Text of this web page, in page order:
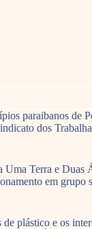
paraibanos de
dos
Terra e
em grupo
plástico e os